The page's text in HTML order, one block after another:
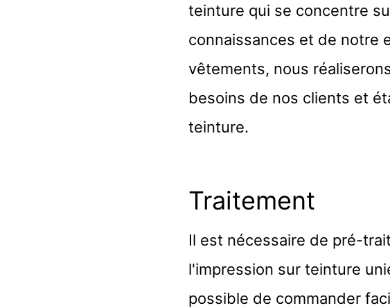
teinture qui se concentre
connaissances et de notre
vêtements, nous
besoins de nos clients et
teinture.
Traitement
Il est nécessaire de pré-
l'impression sur teinture
possible de commander